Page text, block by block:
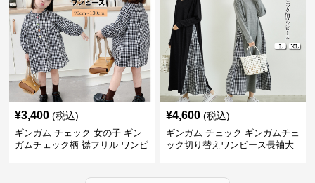
¥3,400 (税込)
ギンガム チェック 女の子 ギン
ガムチェック柄 襟フリル ワンピ
¥4,600 (税込)
ギンガム チェック ギンガムチェ
ック切り替えワンピース長袖大